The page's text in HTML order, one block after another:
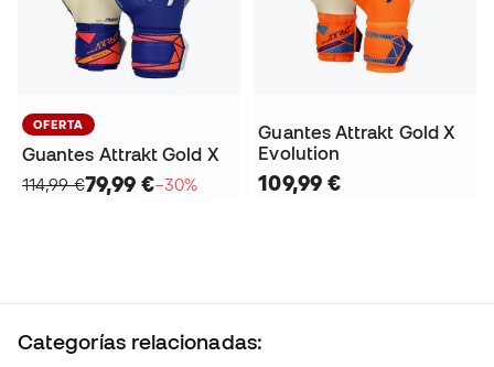
OFERTA
Guantes Attrakt Gold X
114,99 €79,99 €−30%
Guantes Attrakt Gold X
Evolution
109,99 €
Categorías relacionadas: